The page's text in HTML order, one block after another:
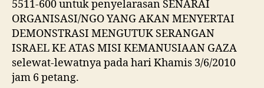
5511-600 untuk penyelarasan SENARAI
ORGANISASI/NGO YANG AKAN MENYERTAI
DEMONSTRASI MENGUTUK SERANGAN
ISRAEL KE ATAS MISI KEMANUSIAAN GAZA
selewat-lewatnya pada hari Khamis 3/6/2010
jam 6 petang.